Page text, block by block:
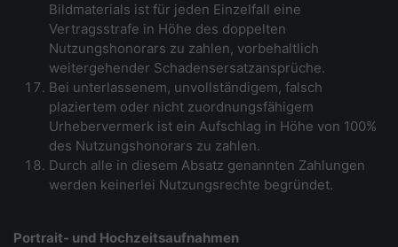
Bildmaterials ist für jeden Einzelfall eine
Vertragsstrafe in Höhe des doppelten
Nutzungshonorars zu zahlen, vorbehaltlich
weitergehender Schadensersatzansprüche.
Bei unterlassenem, unvollständigem, falsch
plaziertem oder nicht zuordnungsfähigem
Urhebervermerk ist ein Aufschlag in Höhe von 100%
des Nutzungshonorars zu zahlen.
Durch alle in diesem Absatz genannten Zahlungen
werden keinerlei Nutzungsrechte begründet.
Portrait- und Hochzeitsaufnahmen